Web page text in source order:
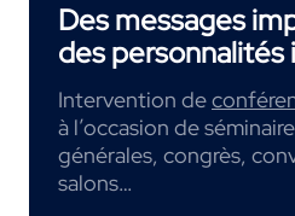
Des messages
des personnalités
Intervention de
à l’occasion de
générales, congrès,
salons…